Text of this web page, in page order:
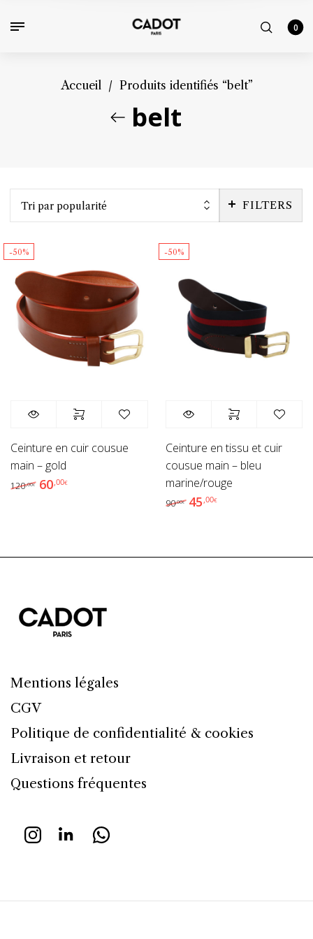
0
Accueil / Produits identifiés “belt”
belt
Tri par popularité FILTERS
-50%
Ceinture en cuir cousue
main – gold
120,00€ Le prix initial était : 120,00€.
60,00€ Le prix actuel est : 60,00€.
-50%
Ceinture en tissu et cuir
cousue main – bleu
marine/rouge
90,00€ Le prix initial était :
45 ,00€
Mentions légales
CGV
Politique de confidentialité & cookies
Livraison et retour
Questions fréquentes